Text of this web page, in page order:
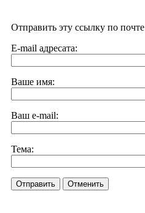
Отправить эту ссылку по почте
E-mail адресата:
Ваше имя:
Ваш e-mail:
Тема:
Отправить Отменить